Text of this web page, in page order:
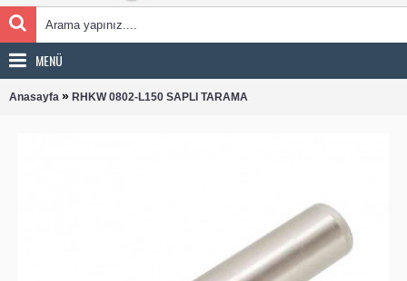
MENÜ
Anasayfa » RHKW 0802-L150 SAPLI TARAMA